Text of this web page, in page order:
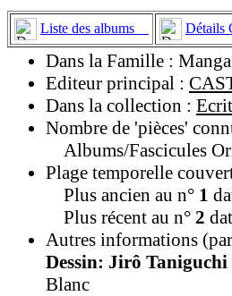
Liste des albums Détails
Dans la Famille :
Editeur principal :
Dans la collection :
Nombre de 'pièces'
Albums/Fascicules
Plage temporelle
Plus ancien au n° 1
Plus récent au n° 2
Autres informations
Dessin: Jirô Taniguchi
Blanc